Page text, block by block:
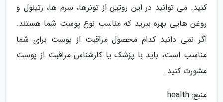
کنید. می توانید در این روتین از تونرها، سرم ها، رتینول و
روغن هایی بهره ببرید که مناسب نوع پوست شما هستند.
اگر نمی دانید کدام محصول مراقبت از پوست برای شما
مناسب است، باید با پزشک یا کارشناس مراقبت از پوست
مشورت کنید.
منبع: health